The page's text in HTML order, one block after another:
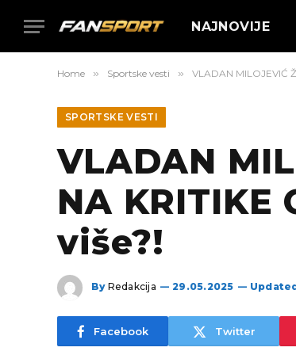
NAJNOVIJE
Home » Sportske vesti » VLADAN MILOJEVIĆ
SPORTSKE VESTI
VLADAN
NA KRITIKE
više?!
By Redakcija 29.05.2025
Facebook Twitter